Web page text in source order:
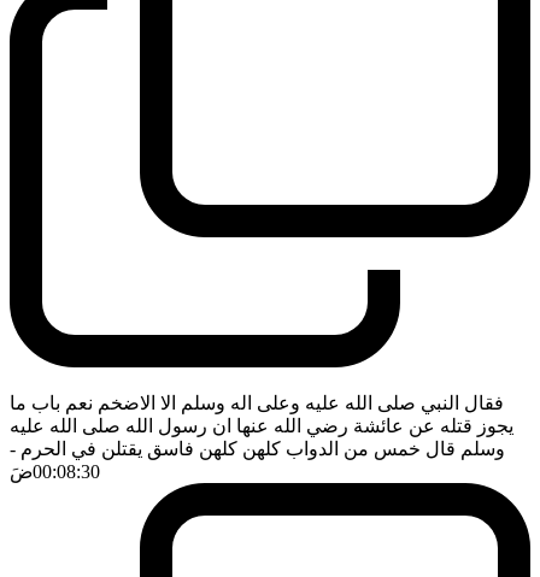
فقال النبي صلى الله عليه وعلى اله وسلم الا الاضخم نعم باب ما
يجوز قتله عن عائشة رضي الله عنها ان رسول الله صلى الله عليه
وسلم قال خمس من الدواب كلهن كلهن فاسق يقتلن في الحرم -
00:08:30ضَ